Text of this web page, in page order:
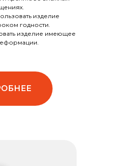
изделие
годности.
изделие имеющее